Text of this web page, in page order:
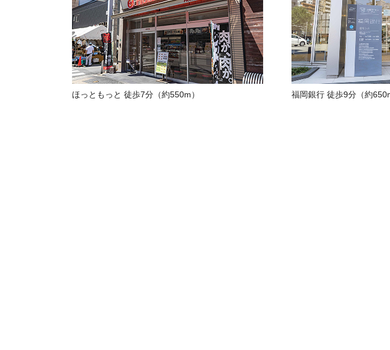
ほっともっと 徒歩7分（約550m） 福岡銀行 徒歩9分（約